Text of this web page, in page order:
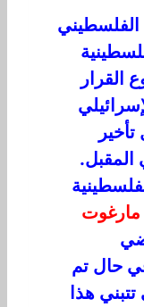
الفلسطيني
المقبل.
مارغوت
حال تم
هذا